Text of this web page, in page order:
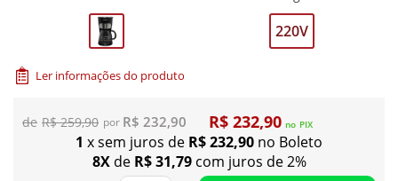
220V
Ler informações do produto
R$ 259,90 R$ 232,90 R$ 232,90 no PIX
1 x sem juros de R$ 232,90 no Boleto
8Xde R$ 31,79 com juros de 2%